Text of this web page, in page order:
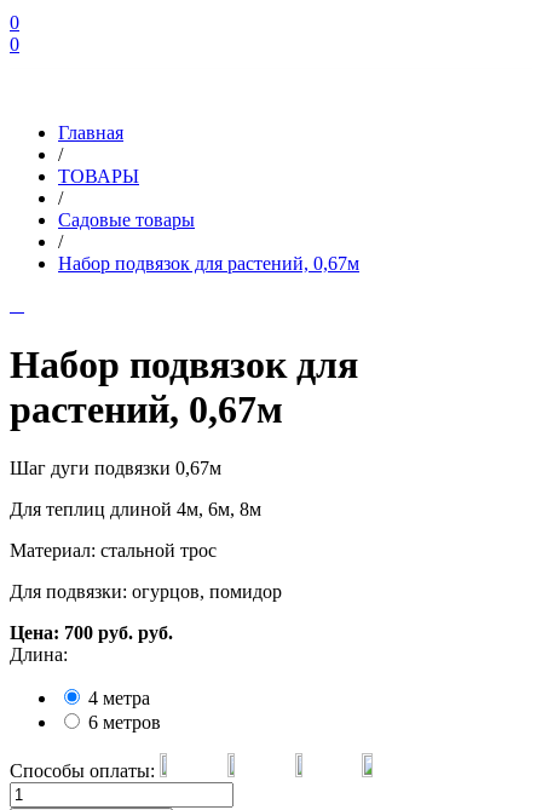
0
0
Главная
/
ТОВАРЫ
/
Садовые товары
/
Набор подвязок для растений, 0,67м
Набор подвязок для
растений, 0,67м
Шаг дуги подвязки 0,67м
Для теплиц длиной 4м, 6м, 8м
Материал: стальной трос
Для подвязки: огурцов, помидор
Цена: 700 руб. руб.
Длина:
4 метра
6 метров
Способы оплаты: